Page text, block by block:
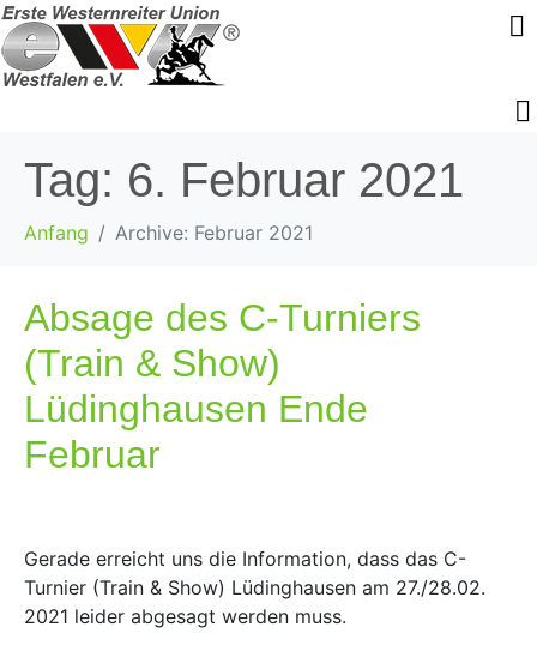
Tag: 6. Februar 2021
Anfang Archive: Februar 2021
Absage des C-Turniers
(Train & Show)
Lüdinghausen Ende
Februar
Gerade erreicht uns die Information, dass das C-
Turnier (Train & Show) Lüdinghausen am 27./28.02.
2021 leider abgesagt werden muss.